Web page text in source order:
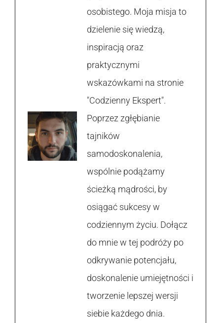
osobistego. Moja misja to
dzielenie się wiedzą,
inspiracją oraz
praktycznymi
wskazówkami na stronie
"Codzienny Ekspert".
Poprzez zgłębianie
tajników
samodoskonalenia,
wspólnie podążamy
ścieżką mądrości, by
osiągać sukcesy w
codziennym życiu. Dołącz
do mnie w tej podróży po
odkrywanie potencjału,
doskonalenie umiejętności i
tworzenie lepszej wersji
siebie każdego dnia.